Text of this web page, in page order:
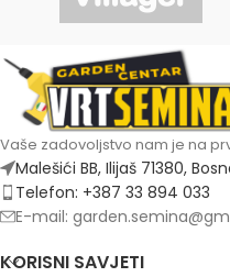
Vaše zadovoljstvo nam je na
Malešići BB, Ilijaš 71380,
Telefon: +387 33 894 033
E-mail:
KORISNI SAVJETI